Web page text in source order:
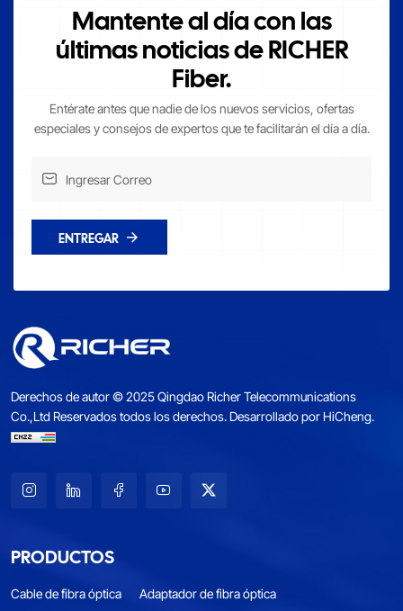
Mantente al día con las
últimas noticias de RICHER
Fiber.
Entérate antes que nadie de los nuevos servicios, ofertas
especiales y consejos de expertos que te facilitarán el día a día.
ENTREGAR
Derechos de autor © 2025 Qingdao Richer Telecommunications
Co.,Ltd Reservados todos los derechos.Desarrollado por HiCheng.
PRODUCTOS
Cable de fibra óptica
Adaptador de fibra óptica